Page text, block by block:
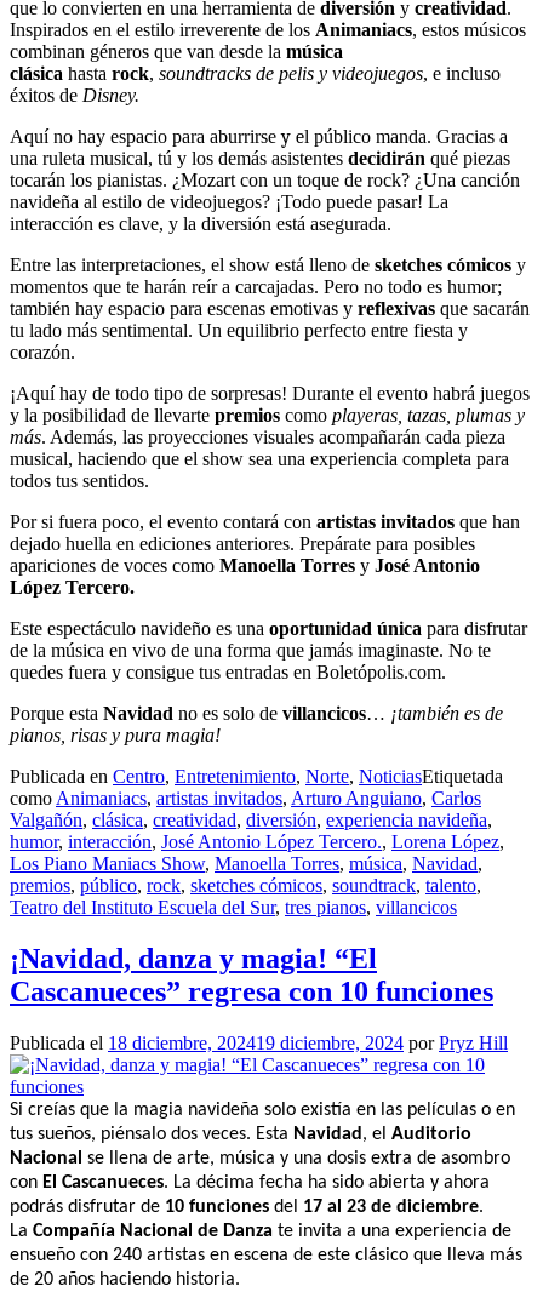
que lo convierten en una herramienta de diversión y creatividad.
Inspirados en el estilo irreverente de los Animaniacs, estos músicos
combinan géneros que van desde la música
clásica hasta rock, soundtracks de pelis y videojuegos, e incluso
éxitos de Disney.
Aquí no hay espacio para aburrirsey el público manda. Gracias a
una ruleta musical, tú y los demás asistentes decidirán qué piezas
tocarán los pianistas. ¿Mozart con un toque de rock? ¿Una canción
navideña al estilo de videojuegos? ¡Todo puede pasar! La
interacción es clave, y la diversión está asegurada.
Entre las interpretaciones, el show está lleno de sketches cómicos y
momentos que te harán reír a carcajadas. Pero no todo es humor;
también hay espacio para escenas emotivas y reflexivas que sacarán
tu lado más sentimental. Un equilibrio perfecto entre fiesta y
corazón.
¡Aquí hay de todo tipo de sorpresas! Durante el evento habrá juegos
y la posibilidad de llevarte premios como playeras, tazas, plumas y
más. Además, las proyecciones visuales acompañarán cada pieza
musical, haciendo que el show sea una experiencia completa para
todos tus sentidos.
Por si fuera poco, el evento contará con artistas invitados que han
dejado huella en ediciones anteriores. Prepárate para posibles
apariciones de voces como Manoella Torres y José Antonio
López Tercero.
Este espectáculo navideño es una oportunidad única para disfrutar
de la música en vivo de una forma que jamás imaginaste. No te
quedes fuera y consigue tus entradas en Boletópolis.com.
Porque esta Navidad no es solo de villancicos… ¡también es de
pianos, risas y pura magia!
Publicada en Centro, Entretenimiento, Norte, NoticiasEtiquetada
comoAnimaniacs, artistas invitados, Arturo Anguiano, Carlos
Valgañón, clásica, creatividad, diversión, experiencia navideña,
humor, interacción, José Antonio López Tercero., Lorena López,
Los Piano Maniacs Show, Manoella Torres, música, Navidad,
premios, público, rock, sketches cómicos, soundtrack, talento,
Teatro del Instituto Escuela del Sur, tres pianos, villancicos
¡Navidad, danza y magia! “El
Cascanueces” regresa con 10 funciones
Publicada el 18 diciembre, 202419 diciembre, 2024 porPryz Hill
Si creías que la magia navideña solo existía en las películas o en
tus sueños, piénsalo dos veces. Esta Navidad, el Auditorio
Nacional se llena de arte, música y una dosis extra de asombro
con El Cascanueces. La décima fecha ha sido abierta y ahora
podrás disfrutar de 10 funciones del 17 al 23 de diciembre.
La Compañía Nacional de Danza te invita a una experiencia de
ensueño con 240 artistas en escena de este clásico que lleva más
de 20 años haciendo historia.